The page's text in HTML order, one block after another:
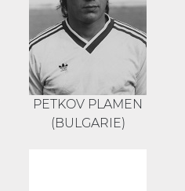
PETKOV PLAMEN
(BULGARIE)